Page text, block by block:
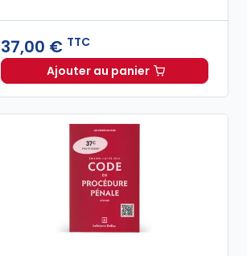
37,00 € TTC
Ajouter au panierCode de procédure